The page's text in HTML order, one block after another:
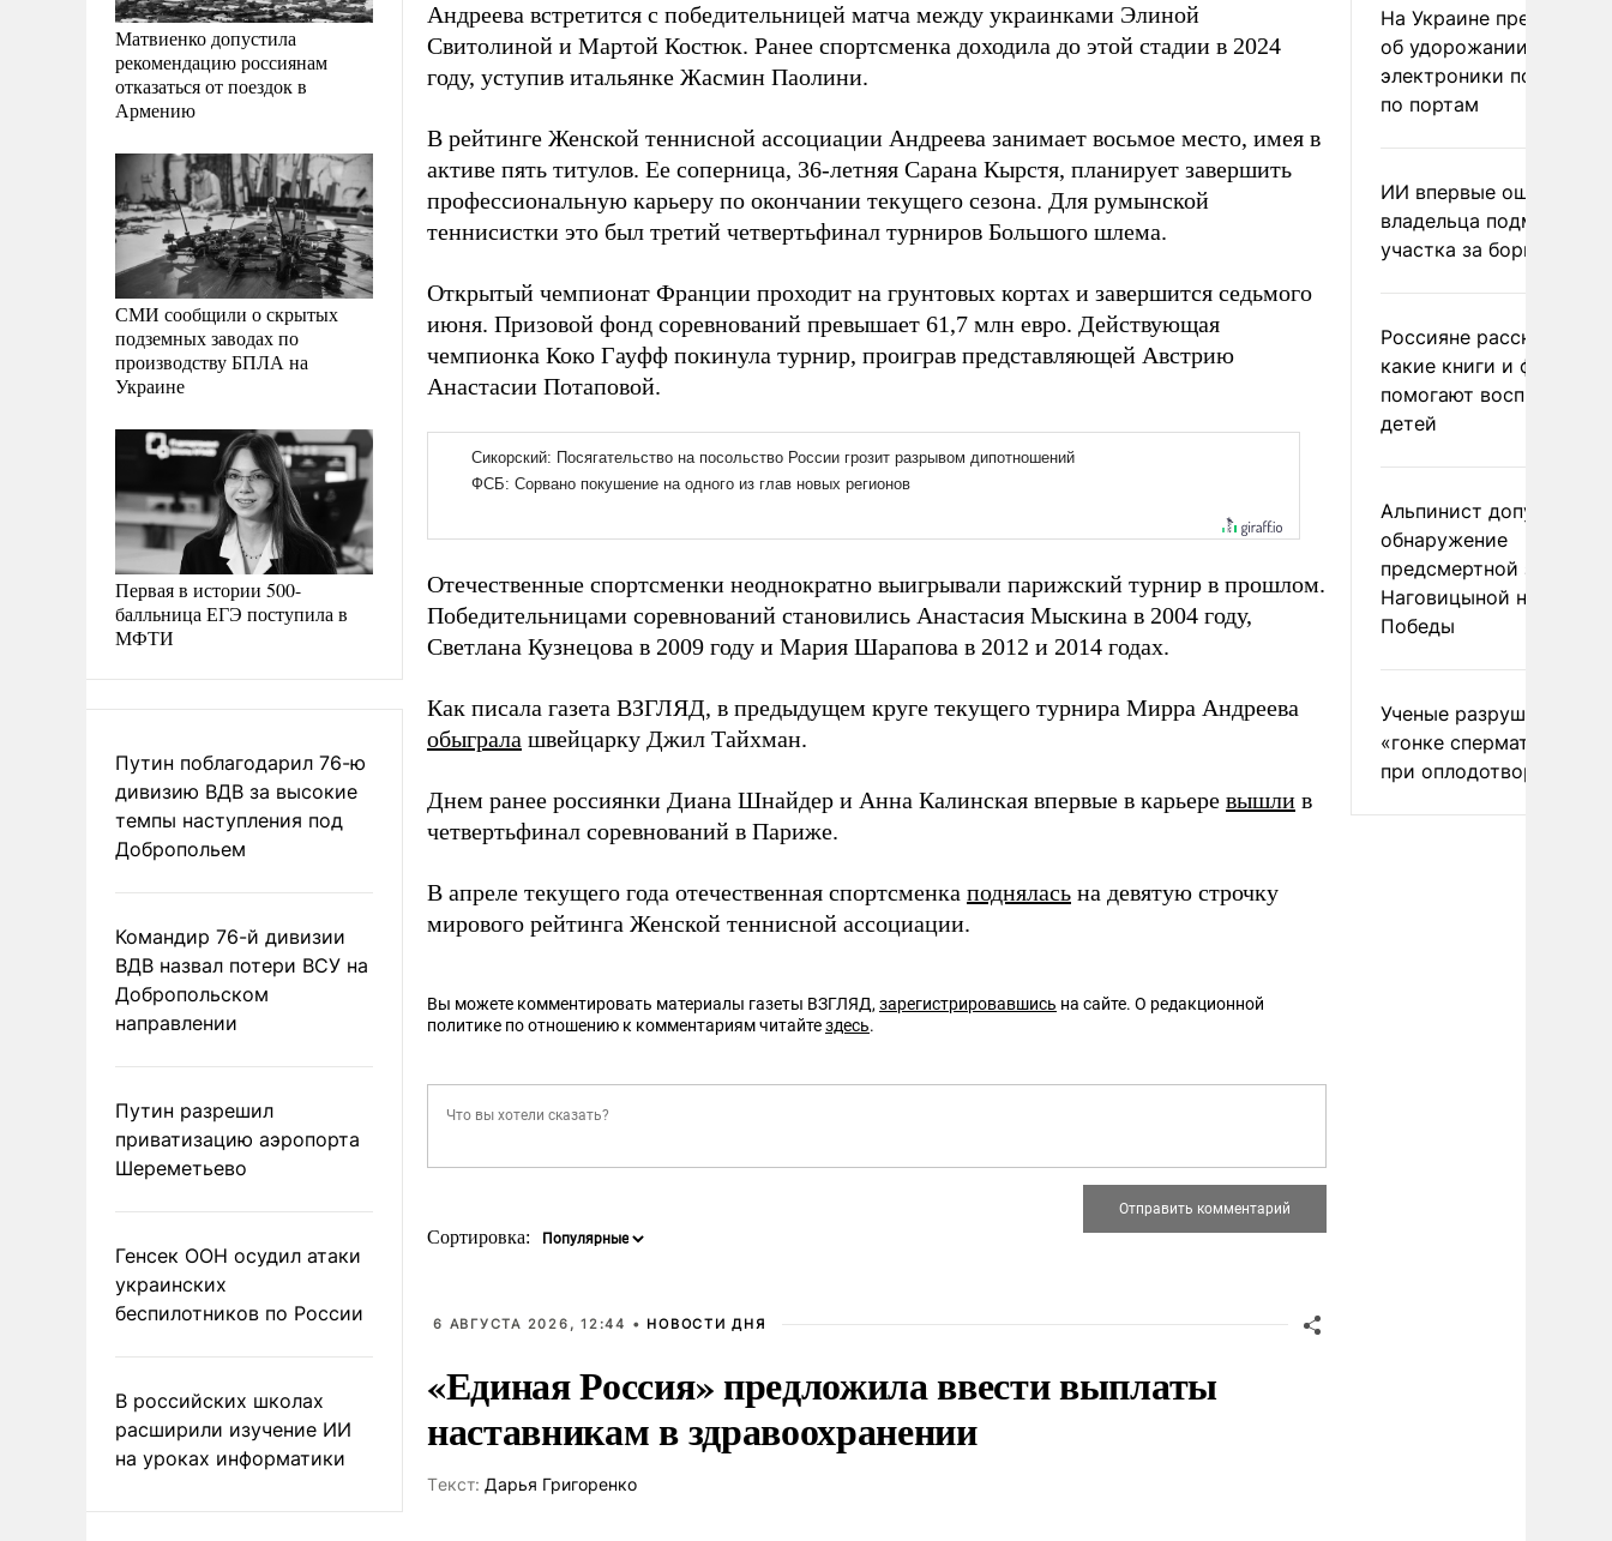
Матвиенко допустила
рекомендацию россиянам
отказаться от поездок в
Армению
СМИ сообщили о скрытых
подземных заводах по
производству БПЛА на
Украине
Первая в истории 500-
балльница ЕГЭ поступила в
МФТИ
Путин поблагодарил 76-ю
дивизию ВДВ за высокие
темпы наступления под
Добропольем
Командир 76-й дивизии
ВДВ назвал потери ВСУ на
Добропольском
направлении
Путин разрешил
приватизацию аэропорта
Шереметьево
Генсек ООН осудил атаки
украинских
беспилотников по России
В российских школах
расширили изучение ИИ
на уроках информатики
Андреева встретится с победительницей матча между украинками Элиной
Свитолиной и Мартой Костюк. Ранее спортсменка доходила до этой стадии в 2024
году, уступив итальянке Жасмин Паолини.
В рейтинге Женской теннисной ассоциации Андреева занимает восьмое место, имея в
активе пять титулов. Ее соперница, 36-летняя Сарана Кырстя, планирует завершить
профессиональную карьеру по окончании текущего сезона. Для румынской
теннисистки это был третий четвертьфинал турниров Большого шлема.
Открытый чемпионат Франции проходит на грунтовых кортах и завершится седьмого
июня. Призовой фонд соревнований превышает 61,7 млн евро. Действующая
чемпионка Коко Гауфф покинула турнир, проиграв представляющей Австрию
Анастасии Потаповой.
Отечественные спортсменки неоднократно выигрывали парижский турнир в прошлом.
Победительницами соревнований становились Анастасия Мыскина в 2004 году,
Светлана Кузнецова в 2009 году и Мария Шарапова в 2012 и 2014 годах.
Как писала газета ВЗГЛЯД, в предыдущем круге текущего турнира Мирра Андреева
обыграла швейцарку Джил Тайхман.
Днем ранее россиянки Диана Шнайдер и Анна Калинская впервые в карьере вышли в
четвертьфинал соревнований в Париже.
В апреле текущего года отечественная спортсменка поднялась на девятую строчку
мирового рейтинга Женской теннисной ассоциации.
Вы можете комментировать материалы газеты ВЗГЛЯД, зарегистрировавшись на сайте. О редакционной
политике по отношению к комментариям читайтездесь.
Сортировка:
6 АВГУСТА 2026, 12:44 • НОВОСТИ ДНЯ
«Единая Россия» предложила ввести выплаты
наставникам в здравоохранении
Tекст: Дарья Григоренко
На Украине
об удорожании
электроники после
по портам
ИИ впервые
владельца
участка за борщевик
Россияне рассказали,
какие книги и фильмы
помогают воспитывать
детей
Альпинист допустил
обнаружение
предсмертной записки
Наговицыной на пике
Победы
Ученые разрушили миф
«гонке
при оплодотворении